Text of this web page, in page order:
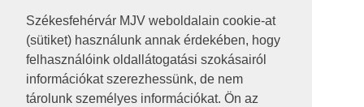
Székesfehérvár MJV weboldalain cookie-at
(sütiket) használunk annak érdekében, hogy
felhasználóink oldallátogatási szokásairól
információkat szerezhessünk, de nem
tárolunk személyes információkat. Ön az
JOGI NYILATKOZAT
IMPRESSZUM
MÉDIAAJÁNLAT